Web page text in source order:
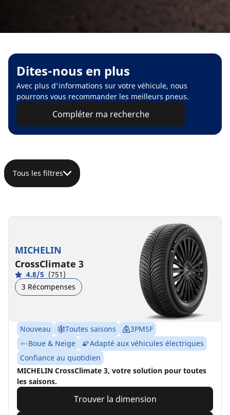
Dites-nous en plus
Avec plus d'informations sur votre véhicule, nous
pourrons vous recommander les meilleurs pneus.
Compléter ma recherche
Tous les filtres
MICHELIN
CrossClimate 3
4.8/5 (751)
3 Récompenses
Nouveau Toutes saisons
3PMSF
Boue & Neige
Adapté aux véhicules électriques
Confiance au quotidien
MICHELIN CrossClimate 3, votre solution pour toutes
les saisons.
Trouver la dimension